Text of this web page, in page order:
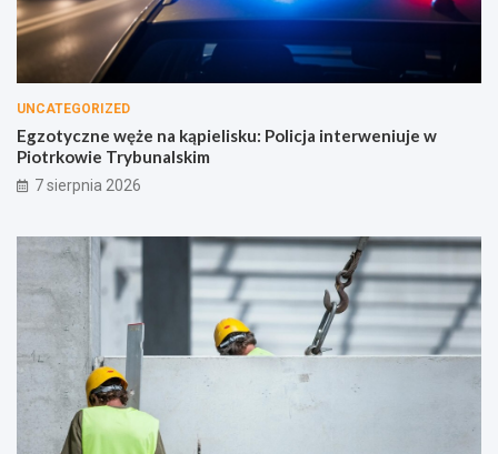
UNCATEGORIZED
Egzotyczne węże na kąpielisku: Policja interweniuje w
Piotrkowie Trybunalskim
7 sierpnia 2026